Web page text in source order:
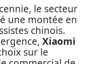
le secteur
une montée en
chinois.
Xiaomi
sur le